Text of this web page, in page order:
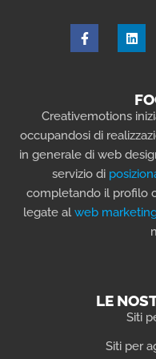
Creativemotions
occupandosi di
in generale di web
servizio di
completando il profilo
legate alweb
LE
Siti
Siti per